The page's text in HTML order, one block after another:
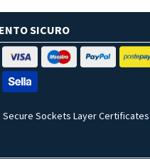
SICURO
Secure Sockets Layer Certificates